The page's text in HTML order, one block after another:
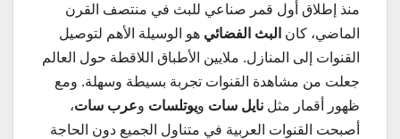
منذ إطلاق أول قمر صناعي للبث في منتصف القرن
الماضي، كان البث الفضائي هو الوسيلة الأهم لتوصيل
القنوات إلى المنازل. ملايين الأطباق اللاقطة حول العالم
جعلت من مشاهدة القنوات تجربة بسيطة وسهلة. ومع
ظهور أقمار مثل نايل سات ويوتلسات وعرب سات،
أصبحت القنوات العربية في متناول الجميع دون الحاجة